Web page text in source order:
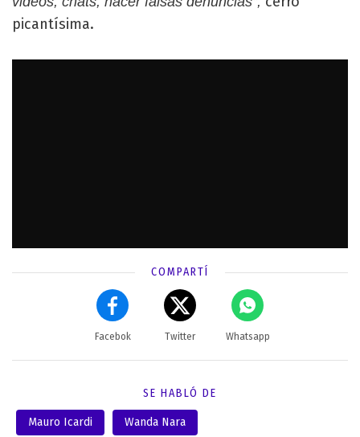
picantísima.
COMPARTÍ
Facebok Twitter Whatsapp
SE HABLÓ DE
Mauro Icardi Wanda Nara